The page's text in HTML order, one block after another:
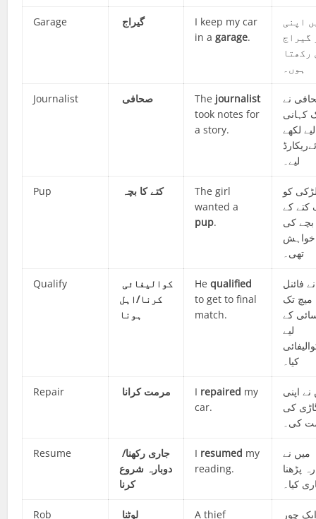
Garage گیراج
I keep my car
in agarage.
اپنی
گیراج
رکھتا
ہوں۔
Journalist صحافی The journalist
took notes for
a story.
نے
کہانی
لکھے
لیے۔
Pup کتے کا بچہ
The girl
wanted a
pup.
کو
کتے کے
بچے کی
خواہش
تھی۔
Qualify
کوالیفائی
کرنا/اہل
ہونا
Hequalified
to get to final
match.
فائنل
میچ تک
کے
لیے
کیا۔
Repair مرمت کرانا I repaired my
car.
اپنی
کی
کی۔
Resume
جاری رکھنا/
دوبارہ شروع
کرنا
I resumed my
reading.
میں نے
پڑھنا
کیا۔
Rob لوٹنا A thief چور